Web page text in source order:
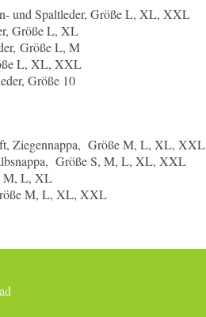
und Spaltleder, Größe L, XL, XXL
Größe L, XL
Größe L, M
L, XL, XXL
Größe 10
Ziegennappa, Größe M, L, XL, XXL
Größe S, M, L, XL, XXL
M, L, XL
M, L, XL, XXL